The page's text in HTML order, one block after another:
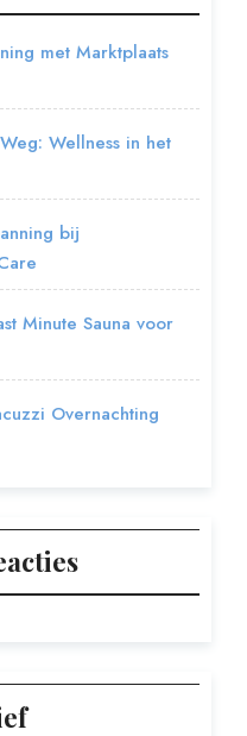
met Marktplaats
Wellness in het
bij
Minute Sauna voor
Overnachting